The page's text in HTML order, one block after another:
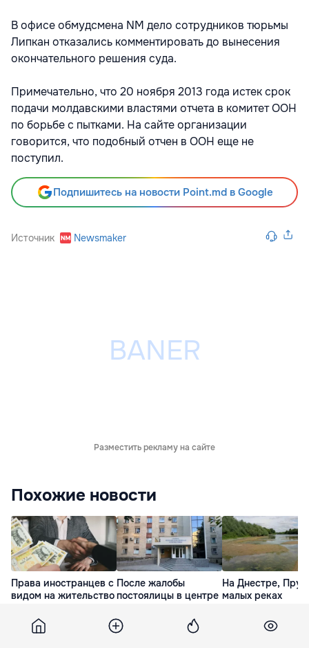
В офисе обмудсмена NM дело сотрудников тюрьмы
Липкан отказались комментировать до вынесения
окончательного решения суда.
Примечательно, что 20 ноября 2013 года истек срок
подачи молдавскими властями отчета в комитет ООН
по борьбе с пытками. На сайте организации
говорится, что подобный отчен в ООН еще не
поступил.
Подпишитесь на новости Point.md в Google
Источник Newsmaker
Разместить рекламу на сайте
Похожие новости
Права иностранцев с
видом на жительство
вчера
После жалобы
постоялицы в центре
проверку
На Днестре,
малых реках